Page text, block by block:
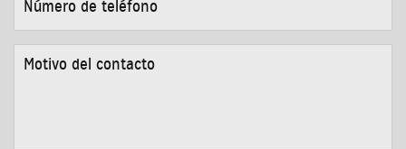
DE
TELÉFONO *
DEL